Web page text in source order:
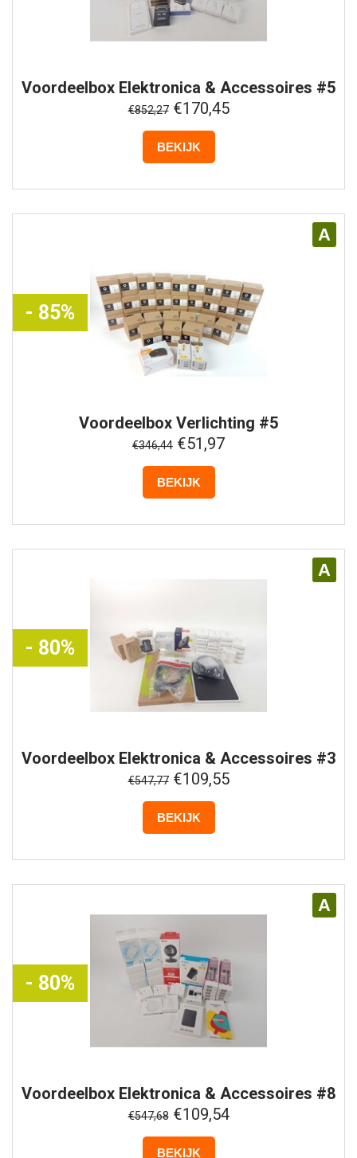
Voordeelbox Elektronica & Accessoires #5
€852,27€170,45
BEKIJK
A
- 85%
Voordeelbox Verlichting #5
€346,44 €51,97
BEKIJK
A
- 80%
Voordeelbox Elektronica & Accessoires #3
€547,77€109,55
BEKIJK
A
- 80%
Voordeelbox Elektronica & Accessoires #8
€547,68€109,54
BEKIJK